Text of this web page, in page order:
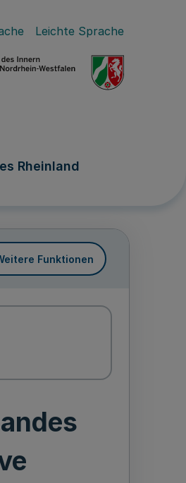
Leichte Sprache
Rheinland
Funktionen